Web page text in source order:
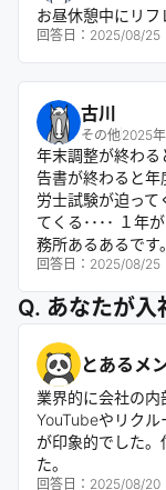
お昼休憩中にリフ
回答日： 2025/08/25
古川
その他2025
年末調整が終わる
告書が終わると年
労士試験が迫っ
てくる････ １年
務所あるあるです。
回答日： 2025/08/25
Q. あなたが入
とあるメ
業界的に会社の
YouTubeやリク
が印象的でした
た。
回答日： 2025/08/20